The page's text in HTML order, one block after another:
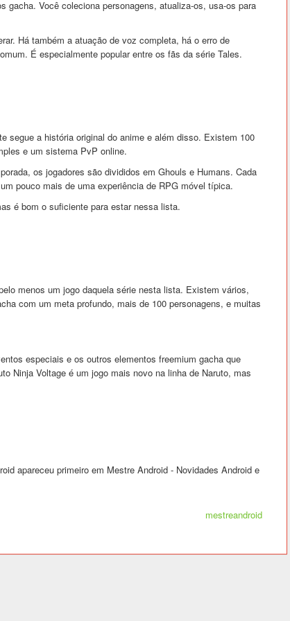
gacha. Você coleciona personagens, atualiza-os, usa-os para
Há também a atuação de voz completa, há o erro de
É especialmente popular entre os fãs da série Tales.
segue a história original do anime e além disso. Existem 100
e um sistema PvP online.
os jogadores são divididos em Ghouls e Humans. Cada
pouco mais de uma experiência de RPG móvel típica.
é bom o suficiente para estar nessa lista.
menos um jogo daquela série nesta lista. Existem vários,
com um meta profundo, mais de 100 personagens, e muitas
especiais e os outros elementos freemium gacha que
Ninja Voltage é um jogo mais novo na linha de Naruto, mas
apareceu primeiro em Mestre Android - Novidades Android e
mestreandroid